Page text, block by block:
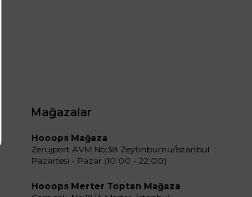
Mağazalar
Hooops Mağaza
Zerujport AVM No:38 Zeytinburnu/İstanbul
Pazartesi - Pazar (10:00 - 22:00)
Hooops Merter Toptan Mağaza